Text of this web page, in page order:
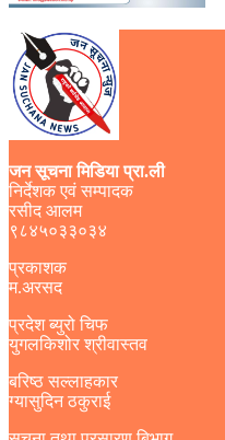
जन सूचना मिडिया प्रा.ली
निर्देशक एवं सम्पादक
रसीद आलम
९८४५०३३०३४
प्रकाशक
म.अरसद
प्रदेश ब्युरो चिफ
युगलकिशोर श्रीवास्तव
बरिष्ठ सल्लाहकार
ग्यासुदिन ठकुराई